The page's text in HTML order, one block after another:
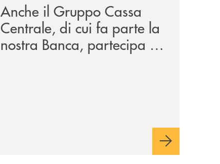
Anche il Gruppo Cassa
Centrale, di cui fa parte la
nostra Banca, partecipa a
EUR.BANK, il progetto di